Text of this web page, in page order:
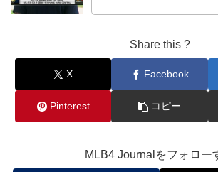
Share this ?
X Facebook
Pinterest コピー
MLB4 Journalをフォロー